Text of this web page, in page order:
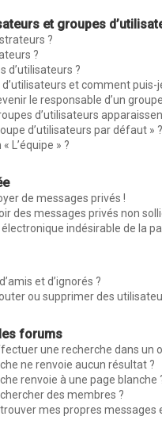
et groupes
?
?
d’utilisateurs ?
et comment puis-
le responsable d’un
d’utilisateurs
d’utilisateurs par défaut » ?
L’équipe » ?
de messages privés !
des messages privés non
électronique indésirable de la
et d’ignorés ?
ou supprimer des
forums
une recherche dans un
ne renvoie aucun résultat ?
renvoie à une page blanche
des membres ?
mes propres messages